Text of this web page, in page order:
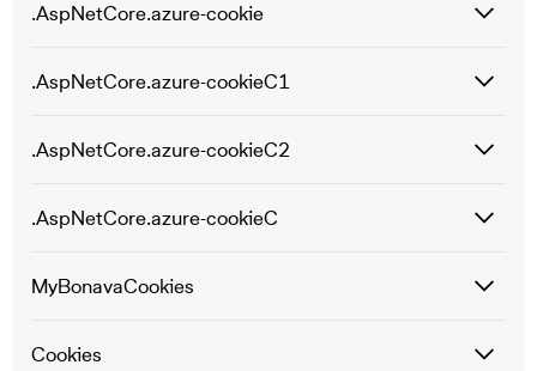
.AspNetCore.azure-cookie
.AspNetCore.azure-cookieC1
.AspNetCore.azure-cookieC2
.AspNetCore.azure-cookieC
MyBonavaCookies
Cookies